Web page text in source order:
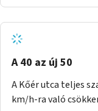
A 40 az új 50
A Kőér utca teljes
km/h-ra való